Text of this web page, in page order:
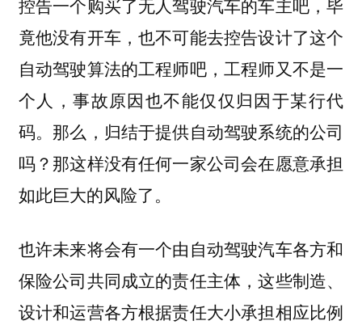
控告一个购买了无人驾驶汽车的车主吧，毕
竟他没有开车，也不可能去控告设计了这个
自动驾驶算法的工程师吧，工程师又不是一
个人，事故原因也不能仅仅归因于某行代
码。那么，归结于提供自动驾驶系统的公司
吗？那这样没有任何一家公司会在愿意承担
如此巨大的风险了。
也许未来将会有一个由自动驾驶汽车各方和
保险公司共同成立的责任主体，这些制造、
设计和运营各方根据责任大小承担相应比例